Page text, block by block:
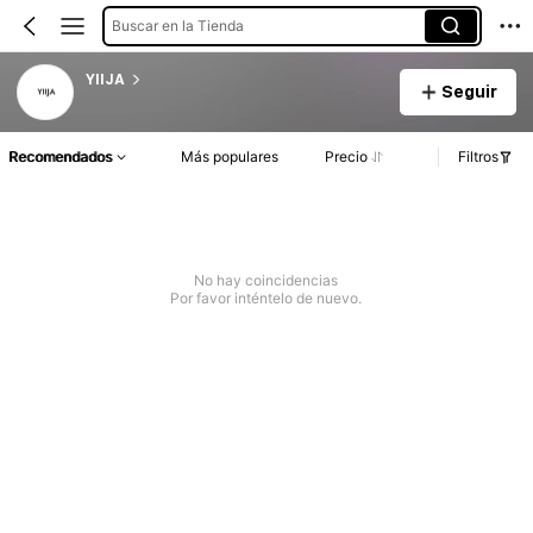
Buscar en la Tienda
YIIJA
Seguir
Recomendados Más populares Precio Filtros
No hay coincidencias
Por favor inténtelo de nuevo.